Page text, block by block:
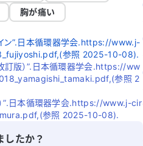
胸が痛い
ン”.日本循環器学会.https://www.j-
参照 2025-10-08).
訂版）”.日本循環器学会.https://ww
参照 2
”.日本循環器学会.https://www.j-cir
参照 2025-10-08).
したか？